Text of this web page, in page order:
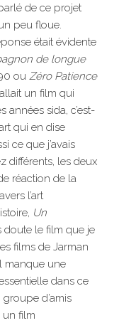
de ce projet
peu floue.
était évidente
de longue
ou Zéro Patience
un film qui
années sida, c’est-
qui en dise
ce que j’avais
différents, les deux
réaction de la
l’art
Un
doute le film que je
films de Jarman
manque une
dans ce
groupe d’amis
un film